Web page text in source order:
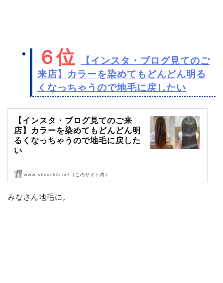
６位
【インスタ・ブログ見てのご
来店】カラーを染めてもどんどん明る
くなっちゃうので地毛に戻したい
【インスタ・ブログ見てのご来
店】カラーを染めてもどんどん明
るくなっちゃうので地毛に戻した
い
ブログとインスタグラムを見てご来店頂きました〜！
www.shinichi5.net（このサイト内）
みなさん地毛に。